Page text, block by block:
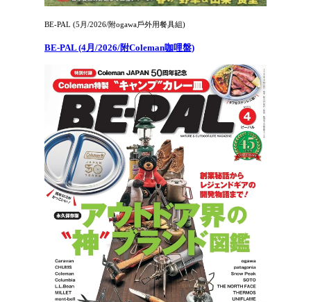
BE-PAL (5月/2026/附ogawa戶外用餐具組)
BE-PAL (4月/2026/附Coleman咖哩盤)